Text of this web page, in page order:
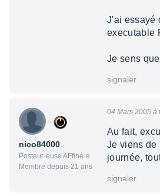
J'ai essayé
executable
Je sens
signaler
nico84000
Posteur·euse AFfiné·e
Membre depuis 21 ans
04 Mars 2005 à
Au fait,
Je viens de
journée,
signaler